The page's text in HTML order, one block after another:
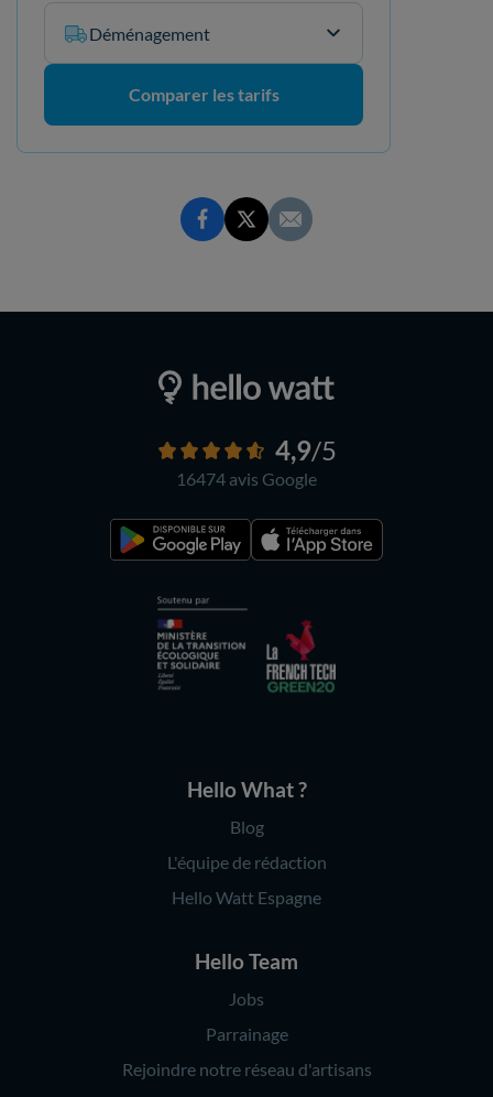
Déménagement
Comparer les tarifs
4,9/5
16474 avis Google
Hello What ?
Blog
L'équipe de rédaction
Hello Watt Espagne
Hello Team
Jobs
Parrainage
Rejoindre notre réseau d'artisans